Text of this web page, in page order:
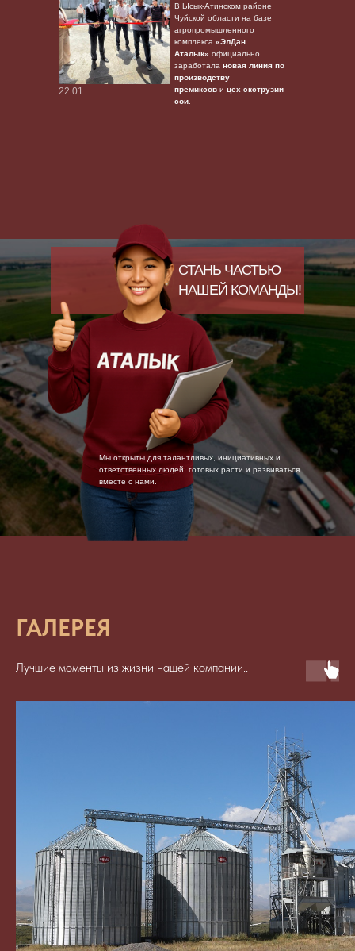
В Ысык-Атинском районе
Чуйской области на базе
агропромышленного
комплекса «ЭлДан
Аталык» официально
заработала новая линия по
производству
премиксов и цех экструзии
сои
22.01
СТАНЬ ЧАСТЬЮ
НАШЕЙ КОМАНДЫ!
Мы открыты для талантливых, инициативных и
ответственных людей, готовых расти и развиваться
вместе с нами.
ГАЛЕРЕЯ
Лучшие моменты из жизни нашей компании..